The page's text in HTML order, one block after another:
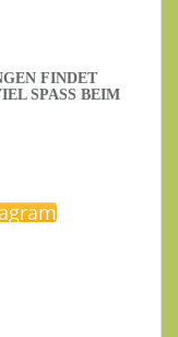
FINDET
SPASS BEIM S